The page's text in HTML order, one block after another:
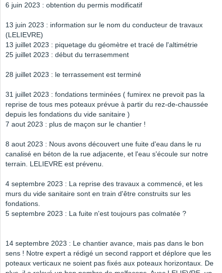
6 juin 2023 : obtention du permis modificatif
13 juin 2023 : information sur le nom du conducteur de travaux
(LELIEVRE)
13 juillet 2023 : piquetage du géomètre et tracé de l'altimétrie
25 juillet 2023 : début du terrasemment
28 juillet 2023 : le terrassement est terminé
31 juillet 2023 : fondations terminées ( fumirex ne prevoit pas la
reprise de tous mes poteaux prévue à partir du rez-de-chaussée
depuis les fondations du vide sanitaire )
7 aout 2023 : plus de maçon sur le chantier !
8 aout 2023 : Nous avons découvert une fuite d'eau dans le ru
canalisé en béton de la rue adjacente, et l'eau s'écoule sur notre
terrain. LELIEVRE est prévenu.
4 septembre 2023 : La reprise des travaux a commencé, et les
murs du vide sanitaire sont en train d'être construits sur les
fondations.
5 septembre 2023 : La fuite n'est toujours pas colmatée ?
14 septembre 2023 : Le chantier avance, mais pas dans le bon
sens ! Notre expert a rédigé un second rapport et déplore que les
poteaux verticaux ne soient pas fixés aux poteaux horizontaux. De